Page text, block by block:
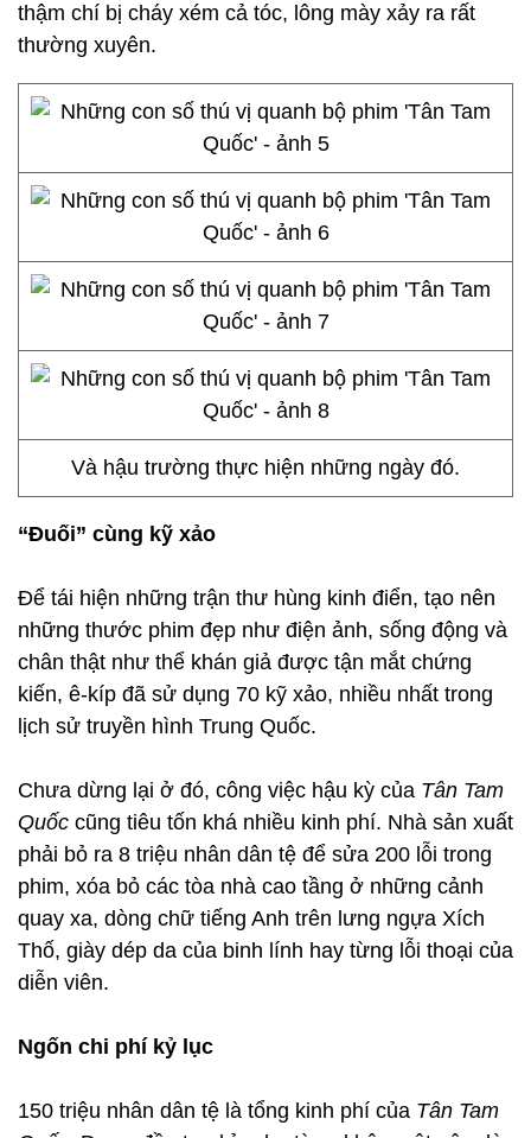
thậm chí bị cháy xém cả tóc, lông mày xảy ra rất
thường xuyên.
Và hậu trường thực hiện những ngày đó.
“Đuối” cùng kỹ xảo
Để tái hiện những trận thư hùng kinh điển, tạo nên
những thước phim đẹp như điện ảnh, sống động và
chân thật như thể khán giả được tận mắt chứng
kiến, ê-kíp đã sử dụng 70 kỹ xảo, nhiều nhất trong
lịch sử truyền hình Trung Quốc.
Chưa dừng lại ở đó, công việc hậu kỳ của Tân Tam
Quốc cũng tiêu tốn khá nhiều kinh phí. Nhà sản xuất
phải bỏ ra 8 triệu nhân dân tệ để sửa 200 lỗi trong
phim, xóa bỏ các tòa nhà cao tầng ở những cảnh
quay xa, dòng chữ tiếng Anh trên lưng ngựa Xích
Thố, giày dép da của binh lính hay từng lỗi thoại của
diễn viên.
Ngốn chi phí kỷ lục
150 triệu nhân dân tệ là tổng kinh phí của Tân Tam